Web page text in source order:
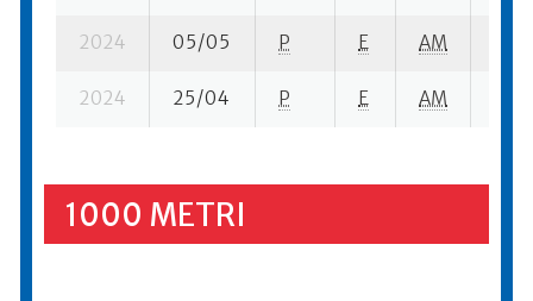
2024 05/05 P E AM
2024 25/04 P E AM
1000 METRI